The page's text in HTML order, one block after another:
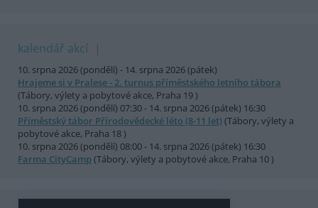
kalendář akcí
10. srpna 2026 (pondělí) - 14. srpna 2026 (pátek)
Hrajeme si v Pralese - 2. turnus příměstského letního tábora
(Tábory, výlety a pobytové akce, Praha 19 )
10. srpna 2026 (pondělí) 07:30 - 14. srpna 2026 (pátek) 16:30
Příměstský tábor Přírodovědecké léto (8-11 let)(Tábory, výlety a
pobytové akce, Praha 18 )
10. srpna 2026 (pondělí) 08:00 - 14. srpna 2026 (pátek) 16:30
Farma CityCamp (Tábory, výlety a pobytové akce, Praha 10 )